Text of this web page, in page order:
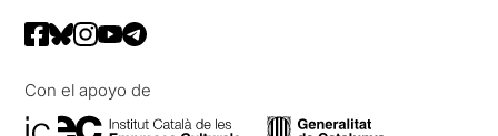
Con el apoyo de